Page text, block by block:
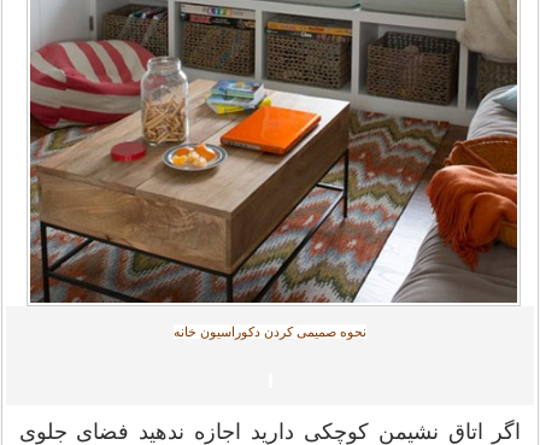
نحوه صمیمی کردن دکوراسیون خانه
اگر اتاق نشیمن کوچکی دارید اجازه ندهید فضای جلوی